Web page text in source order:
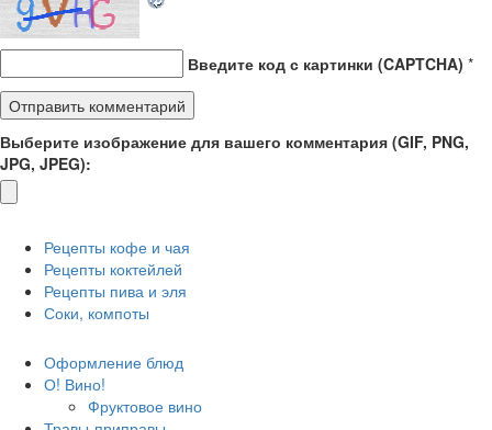
Введите код с картинки (CAPTCHA) *
Выберите изображение для вашего комментария (GIF, PNG,
JPG, JPEG):
Рецепты кофе и чая
Рецепты коктейлей
Рецепты пива и эля
Соки, компоты
Оформление блюд
О! Вино!
Фруктовое вино